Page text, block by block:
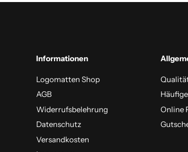
Informationen
Logomatten Shop
AGB
Widerrufsbelehrung
Datenschutz
Versandkosten
Online